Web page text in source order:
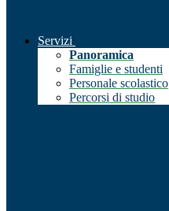
Servizi
Panoramica
Famiglie e studenti
Personale scolastico
Percorsi di studio